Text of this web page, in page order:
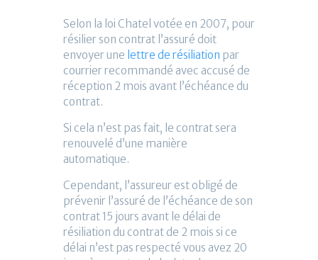
Selon la loi Chatel votée en 2007, pour
résilier son contrat l’assuré doit
envoyer une lettre de résiliation par
courrier recommandé avec accusé de
réception 2 mois avant l’échéance du
contrat.
Si cela n’est pas fait, le contrat sera
renouvelé d’une manière
automatique.
Cependant, l’assureur est obligé de
prévenir l’assuré de l’échéance de son
contrat 15 jours avant le délai de
résiliation du contrat de 2 mois si ce
délai n’est pas respecté vous avez 20